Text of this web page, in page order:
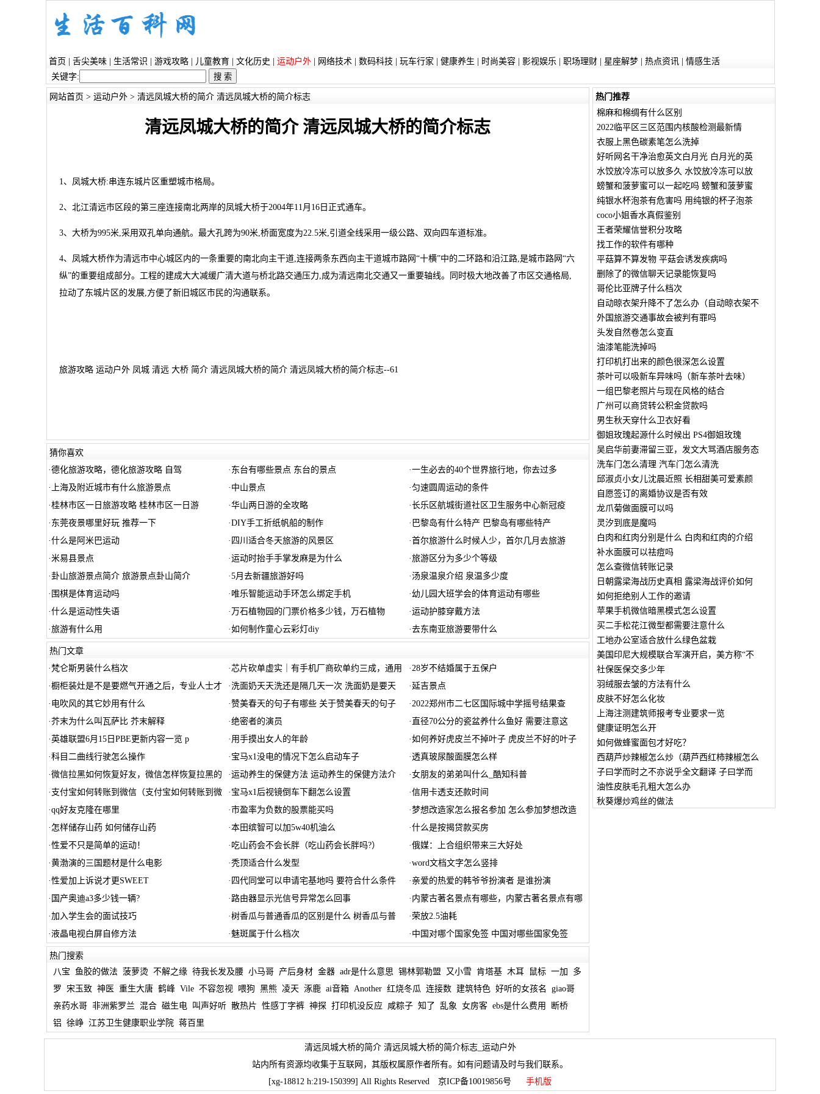
首页 舌尖美味| 生活常识 游戏攻略| 儿童教育| 文化历史 运动户外| 网络技术| 数码科技 玩车行家 健康养生 时尚美容| 影视娱乐 职场理财| 星座解梦| 热点资讯| 情感生活
关键字:
网站首页 > 运动户外> 清远凤城大桥的简介 清远凤城大桥的简介标志
清远凤城大桥的简介 清远凤城大桥的简介标志
1、凤城大桥:串连东城片区重塑城市格局。
2、北江清远市区段的第三座连接南北两岸的凤城大桥于2004年11月16日正式通车。
3、大桥为995米,采用双孔单向通航。最大孔跨为90米,桥面宽度为22.5米,引道全线采用一级公路、双向四车道标准。
4、凤城大桥作为清远市中心城区内的一条重要的南北向主干道,连接两条东西向主干道城市路网“十横”中的二环路和沿江路,是城市路网“六
纵”的重要组成部分。工程的建成大大减缓广清大道与桥北路交通压力,成为清远南北交通又一重要轴线。同时极大地改善了市区交通格局,
拉动了东城片区的发展,方便了新旧城区市民的沟通联系。
旅游攻略 运动户外 凤城 清远 大桥 简介 清远凤城大桥的简介 清远凤城大桥的简介标志--61
猜你喜欢
·德化旅游攻略，德化旅游攻略 自驾 · 东台有哪些景点 东台的景点 ·一生必去的40个世界旅行地，你去过多
· 上海及附近城市有什么旅游景点 · 中山景点 ·匀速圆周运动的条件
·桂林市区一日旅游攻略 桂林市区一日游 ·华山两日游的全攻略 ·长乐区航城街道社区卫生服务中心新冠疫
· 东莞夜景哪里好玩 推荐一下 ·DIY手工折纸帆船的制作 · 巴黎岛有什么特产 巴黎岛有哪些特产
·什么是阿米巴运动 · 四川适合冬天旅游的风景区 ·首尔旅游什么时候人少，首尔几月去旅游
·米易县景点 ·运动时抬手手掌发麻是为什么 ·旅游区分为多少个等级
·卦山旅游景点简介 旅游景点卦山简介 ·5月去新疆旅游好吗 ·汤泉温泉介绍 泉温多少度
· 围棋是体育运动吗 · 唯乐智能运动手环怎么绑定手机 ·幼儿园大班学会的体育运动有哪些
·什么是运动性失语 · 万石植物园的门票价格多少钱，万石植物 ·运动护膝穿戴方法
·旅游有什么用 ·如何制作童心云彩灯diy ·去东南亚旅游要带什么
热门文章
·梵仑斯男装什么档次 ·芯片砍单虚实｜有手机厂商砍单约三成，通用 ·28岁不结婚属于五保户
·橱柜装灶是不是要燃气开通之后，专业人士才 · 洗面奶天天洗还是隔几天一次 洗面奶是要天 · 延吉景点
· 电吹风的其它妙用有什么 ·赞美春天的句子有哪些 关于赞美春天的句子 ·2022郑州市二七区国际城中学摇号结果查
·芥末为什么叫瓦萨比 芥末解释 ·绝密者的演员 · 直径70公分的瓷盆养什么鱼好 需要注意这
·英雄联盟6月15日PBE更新内容一览 p · 用手摸出女人的年龄 ·如何养好虎皮兰不掉叶子 虎皮兰不好的叶子
·科目二曲线行驶怎么操作 · 宝马x1没电的情况下怎么启动车子 ·透真玻尿酸面膜怎么样
·微信拉黑如何恢复好友，微信怎样恢复拉黑的 ·运动养生的保健方法 运动养生的保健方法介 ·女朋友的弟弟叫什么_酷知科普
· 支付宝如何转账到微信（支付宝如何转账到微 · 宝马x1后视镜倒车下翻怎么设置 ·信用卡透支还款时间
·qq好友克隆在哪里 ·市盈率为负数的股票能买吗 ·梦想改造家怎么报名参加 怎么参加梦想改造
· 怎样储存山药 如何储存山药 ·本田缤智可以加5w40机油么 ·什么是按揭贷款买房
·性爱不只是简单的运动！ · 吃山药会不会长胖（吃山药会长胖吗?） ·俄媒：上合组织带来三大好处
·黄渤演的三国题材是什么电影 ·秃顶适合什么发型 ·word文档文字怎么竖排
·性爱加上诉说才更SWEET · 四代同堂可以申请宅基地吗 要符合什么条件 · 亲爱的热爱的韩爷爷扮演者 是谁扮演
· 国产奥迪a3多少钱一辆? · 路由器显示光信号异常怎么回事 · 内蒙古著名景点有哪些，内蒙古著名景点有哪
·加入学生会的面试技巧 ·树香瓜与普通香瓜的区别是什么 树香瓜与普 · 荣放2.5油耗
·液晶电视白屏自修方法 · 魅斑属于什么档次 · 中国对哪个国家免签 中国对哪些国家免签
热门搜索
八宝
鱼胶的做法 菠萝烫 不解之缘 待我长发及腰 小马哥 产后身材 金器 adr是什么意思 锡林郭勒盟 又小雪 肯塔基 木耳 鼠标 一加
多
罗
宋玉致 神医 重生大唐 鹤峰 Vile 不容忽视 喂狗 黑熊 凌天 涿鹿 ai音箱 Another 红烧冬瓜 连接数 建筑特色 好听的女孩名
giao哥
亲药水哥 非洲紫罗兰 混合 磁生电 叫声好听 散热片 性感丁字裤 神探 打印机没反应 咸粽子 知了 乱象 女房客 ebs是什么费用
断桥
铝 徐峥 江苏卫生健康职业学院 蒋百里
热门推荐
棉麻和棉绸有什么区别
2022临平区三区范围内核酸检测最新情
衣服上黑色碳素笔怎么洗掉
好听网名干净治愈英文白月光 白月光的英
水饺放冷冻可以放多久 水饺放冷冻可以放
螃蟹和菠萝蜜可以一起吃吗 螃蟹和菠萝蜜
纯银水杯泡茶有危害吗 用纯银的杯子泡茶
coco小姐香水真假鉴别
王者荣耀信誉积分攻略
找工作的软件有哪种
平菇算不算发物 平菇会诱发疾病吗
删除了的微信聊天记录能恢复吗
哥伦比亚牌子什么档次
自动晾衣架升降不了怎么办（自动晾衣架不
外国旅游交通事故会被判有罪吗
头发自然卷怎么变直
油漆笔能洗掉吗
打印机打出来的颜色很深怎么设置
茶叶可以吸新车异味吗（新车茶叶去味）
一组巴黎老照片与现在风格的结合
广州可以商贷转公积金贷款吗
男生秋天穿什么卫衣好看
御姐玫瑰起源什么时候出 PS4御姐玫瑰
吴启华前妻滞留三亚，发文大骂酒店服务态
洗车门怎么清理 汽车门怎么清洗
邱淑贞小女儿沈晨近照 长相甜美可爱素颜
自愿签订的离婚协议是否有效
龙爪菊做面膜可以吗
灵汐到底是魔吗
白肉和红肉分别是什么 白肉和红肉的介绍
补水面膜可以祛痘吗
怎么查微信转账记录
日朝露梁海战历史真相 露梁海战评价如何
如何拒绝别人工作的邀请
苹果手机微信暗黑模式怎么设置
买二手松花江微型都需要注意什么
工地办公室适合放什么绿色盆栽
美国印尼大规模联合军演开启，美方称“不
社保医保交多少年
羽绒服去皱的方法有什么
皮肤不好怎么化妆
上海注测建筑师报考专业要求一览
健康证明怎么开
如何做蜂蜜面包才好吃？
西葫芦炒辣椒怎么炒（葫芦西红柿辣椒怎么
子曰学而时之不亦说乎全文翻译 子曰学而
油性皮肤毛孔粗大怎么办
秋葵爆炒鸡丝的做法
清远凤城大桥的简介 清远凤城大桥的简介标志_运动户外
站内所有资源均收集于互联网，其版权属原作者所有。如有问题请及时与我们联系。
[xg-18812 h:219-150399] All Rights Reserved 京ICP备10019856号 手机版